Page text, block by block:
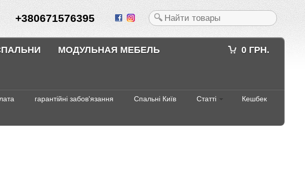
+380671576395
0 ГРН.
МОДУЛЬНАЯ МЕБЕЛЬ
гарантійні забов'язання Спальні Київ Статті Кешбек